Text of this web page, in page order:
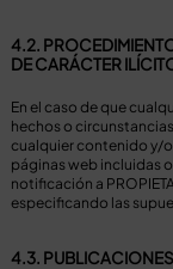
4.2.
DE CARÁCTER
En el caso de que
hechos o
cualquier contenido y/
páginas web incluidas
notificación a
especificando las
4.3. PUBLICACIONES